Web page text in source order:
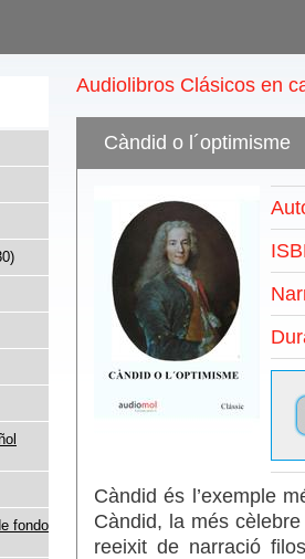
fondo
Audiolibros Clásicos en
Càndid o l´optimisme
Càndid és l’exemple
Càndid, la més
reeixit de narració